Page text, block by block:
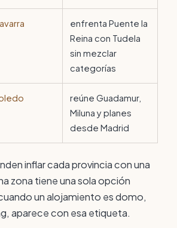
enfrenta Puente la
Reina con Tudela
sin mezclar
categorías
reúne Guadamur,
Miluna y planes
desde Madrid
inflar cada provincia con una
zona tiene una sola opción
un alojamiento es domo,
aparece con esa etiqueta.